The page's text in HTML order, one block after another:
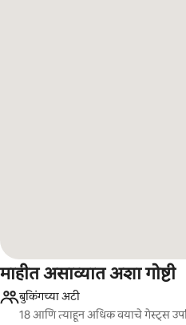
माहीत असाव्यात अशा गोष्टी
बुकिंगच्या अटी
18 आणि त्याहून अधिक वयाचे गेस्ट्स